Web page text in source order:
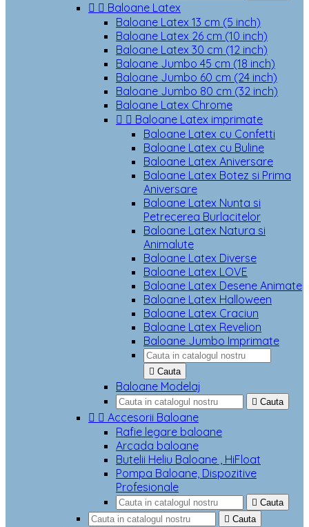
  Baloane Latex
Baloane Latex 13 cm (5 inch)
Baloane Latex 26 cm (10 inch)
Baloane Latex 30 cm (12 inch)
Baloane Jumbo 45 cm (18 inch)
Baloane Jumbo 60 cm (24 inch)
Baloane Jumbo 80 cm (32 inch)
Baloane Latex Chrome
  Baloane Latex imprimate
Baloane Latex cu Confetti
Baloane Latex cu Buline
Baloane Latex Aniversare
Baloane Latex Botez si Prima
Aniversare
Baloane Latex Nunta si
Petrecerea Burlacitelor
Baloane Latex Natura si
Animalute
Baloane Latex Diverse
Baloane Latex LOVE
Baloane Latex Desene Animate
Baloane Latex Halloween
Baloane Latex Craciun
Baloane Latex Revelion
Baloane Jumbo Imprimate
 Cauta
Baloane Modelaj
 Cauta
  Accesorii Baloane
Rafie legare baloane
Arcada baloane
Butelii Heliu Baloane , HiFloat
Pompa Baloane, Dispozitive
Profesionale
 Cauta
 Cauta